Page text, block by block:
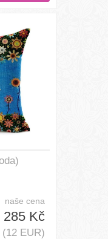
naše cena
285 Kč
(12 EUR)